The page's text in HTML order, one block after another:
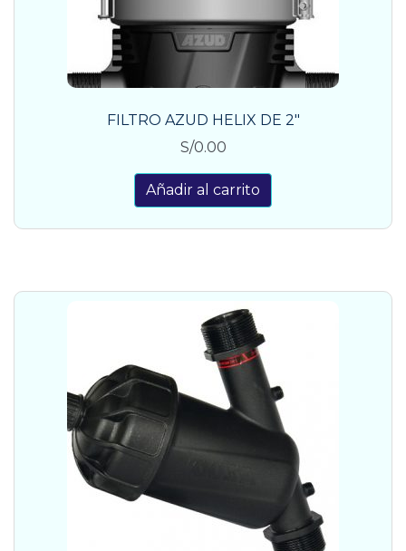
FILTRO AZUD HELIX DE 2″
S/0.00
Añadir al carrito